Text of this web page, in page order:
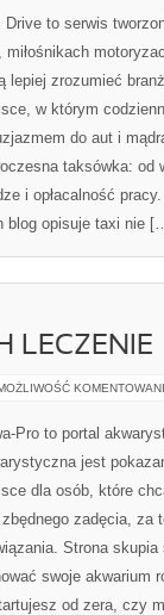
Drive to serwis
miłośnikach
lepiej zrozumieć
w którym
do aut i
taksówka: od
i opłacalność
blog opisuje taxi nie
LECZENIE
Pro to portal
jest
dla osób, które
zbędnego zadęcia, za
Strona
swoje akwarium
od zera, czy